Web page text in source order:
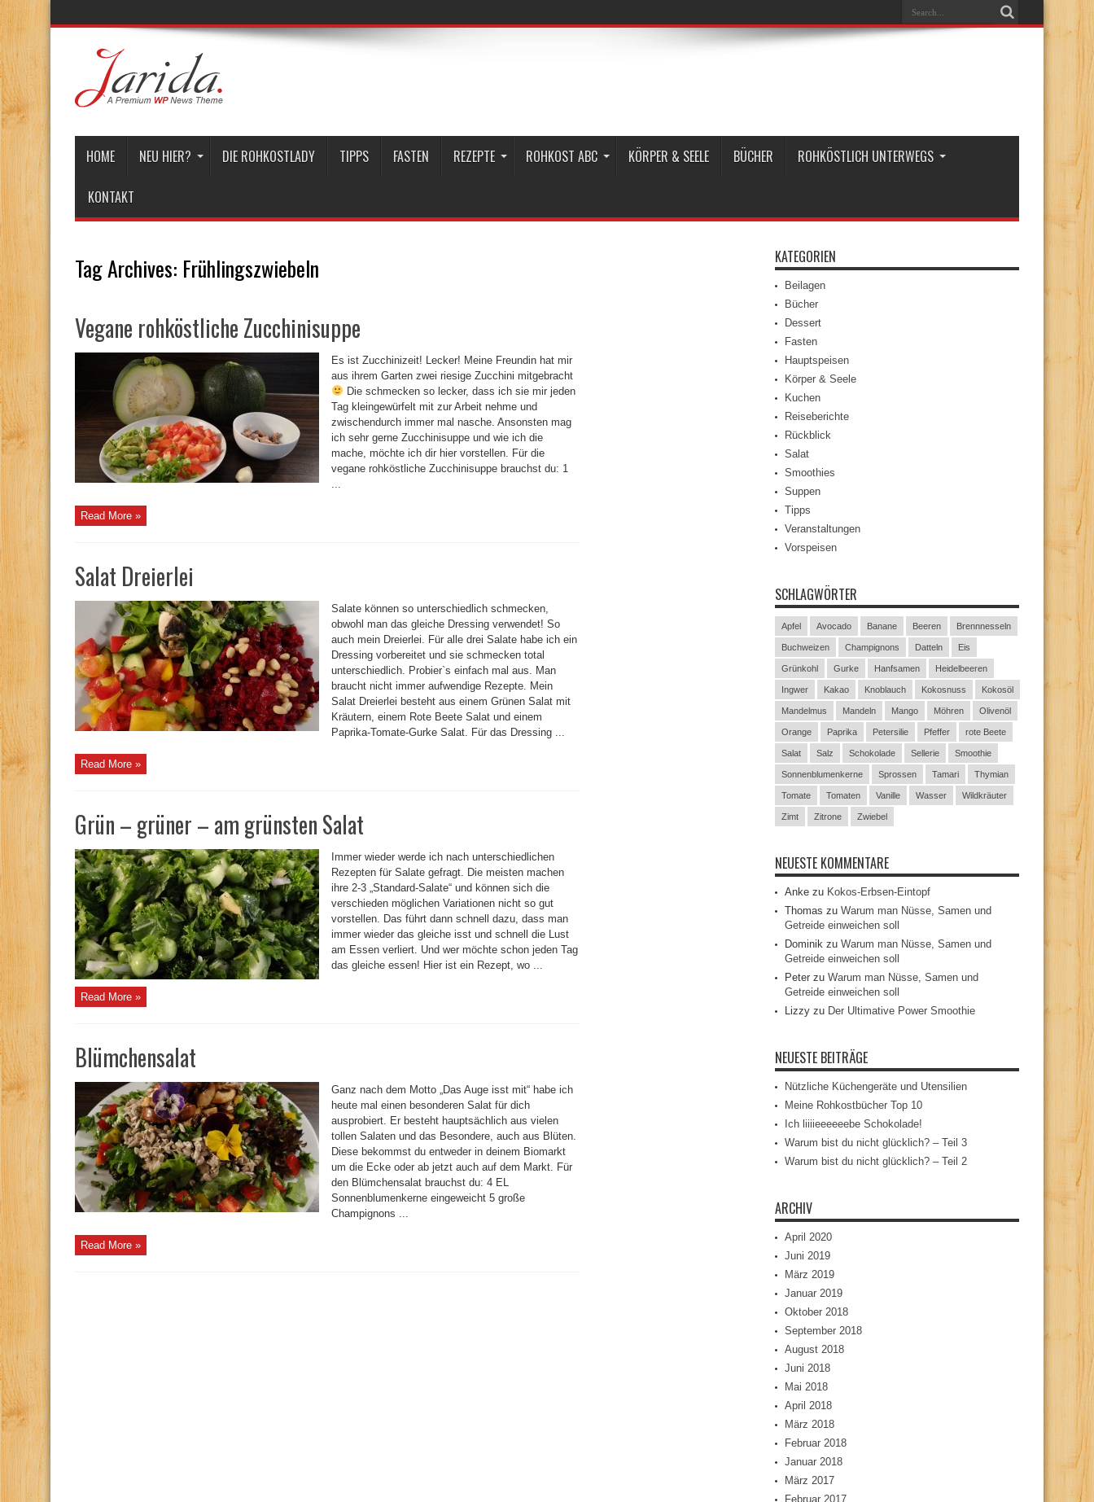
HOME NEU HIER? DIE ROHKOSTLADY TIPPS FASTEN REZEPTE ROHKOST ABC KÖRPER & SEELE BÜCHER ROHKÖSTLICH UNTERWEGS
KONTAKT
Tag Archives: Frühlingszwiebeln
Vegane rohköstliche Zucchinisuppe
Es ist Zucchinizeit! Lecker! Meine Freundin hat mir
aus ihrem Garten zwei riesige Zucchini mitgebracht
Die schmecken so lecker, dass ich sie mir jeden
Tag kleingewürfelt mit zur Arbeit nehme und
zwischendurch immer mal nasche. Ansonsten mag
ich sehr gerne Zucchinisuppe und wie ich die
mache, möchte ich dir hier vorstellen. Für die
vegane rohköstliche Zucchinisuppe brauchst du: 1
...
Read More »
Salat Dreierlei
Salate können so unterschiedlich schmecken,
obwohl man das gleiche Dressing verwendet! So
auch mein Dreierlei. Für alle drei Salate habe ich ein
Dressing vorbereitet und sie schmecken total
unterschiedlich. Probier`s einfach mal aus. Man
braucht nicht immer aufwendige Rezepte. Mein
Salat Dreierlei besteht aus einem Grünen Salat mit
Kräutern, einem Rote Beete Salat und einem
Paprika-Tomate-Gurke Salat. Für das Dressing ...
Read More »
Grün – grüner – am grünsten Salat
Immer wieder werde ich nach unterschiedlichen
Rezepten für Salate gefragt. Die meisten machen
ihre 2-3 „Standard-Salate“ und können sich die
verschieden möglichen Variationen nicht so gut
vorstellen. Das führt dann schnell dazu, dass man
immer wieder das gleiche isst und schnell die Lust
am Essen verliert. Und wer möchte schon jeden Tag
das gleiche essen! Hier ist ein Rezept, wo ...
Read More »
Blümchensalat
Ganz nach dem Motto „Das Auge isst mit“ habe ich
heute mal einen besonderen Salat für dich
ausprobiert. Er besteht hauptsächlich aus vielen
tollen Salaten und das Besondere, auch aus Blüten.
Diese bekommst du entweder in deinem Biomarkt
um die Ecke oder ab jetzt auch auf dem Markt. Für
den Blümchensalat brauchst du: 4 EL
Sonnenblumenkerne eingeweicht 5 große
Champignons ...
Read More »
KATEGORIEN
Beilagen
Bücher
Dessert
Fasten
Hauptspeisen
Körper & Seele
Kuchen
Reiseberichte
Rückblick
Salat
Smoothies
Suppen
Tipps
Veranstaltungen
Vorspeisen
SCHLAGWÖRTER
Apfel Avocado Banane Beeren Brennnesseln
Buchweizen Champignons Datteln Eis
Grünkohl Gurke Hanfsamen Heidelbeeren
Ingwer Kakao Knoblauch Kokosnuss Kokosöl
Mandelmus Mandeln Mango Möhren Olivenöl
Orange Paprika Petersilie Pfeffer rote Beete
Salat Salz Schokolade Sellerie Smoothie
Sonnenblumenkerne Sprossen Tamari Thymian
Tomate Tomaten Vanille Wasser Wildkräuter
Zimt Zitrone Zwiebel
NEUESTE KOMMENTARE
Anke zu Kokos-Erbsen-Eintopf
Thomas zu Warum man Nüsse, Samen und
Getreide einweichen soll
Dominik zu Warum man Nüsse, Samen und
Getreide einweichen soll
Peter zu Warum man Nüsse, Samen und
Getreide einweichen soll
Lizzy zu Der Ultimative Power Smoothie
NEUESTE BEITRÄGE
Nützliche Küchengeräte und Utensilien
Meine Rohkostbücher Top 10
Ich liiiieeeeeebe Schokolade!
Warum bist du nicht glücklich? – Teil 3
Warum bist du nicht glücklich? – Teil 2
ARCHIV
April 2020
Juni 2019
März 2019
Januar 2019
Oktober 2018
September 2018
August 2018
Juni 2018
Mai 2018
April 2018
März 2018
Februar 2018
Januar 2018
März 2017
Februar 2017